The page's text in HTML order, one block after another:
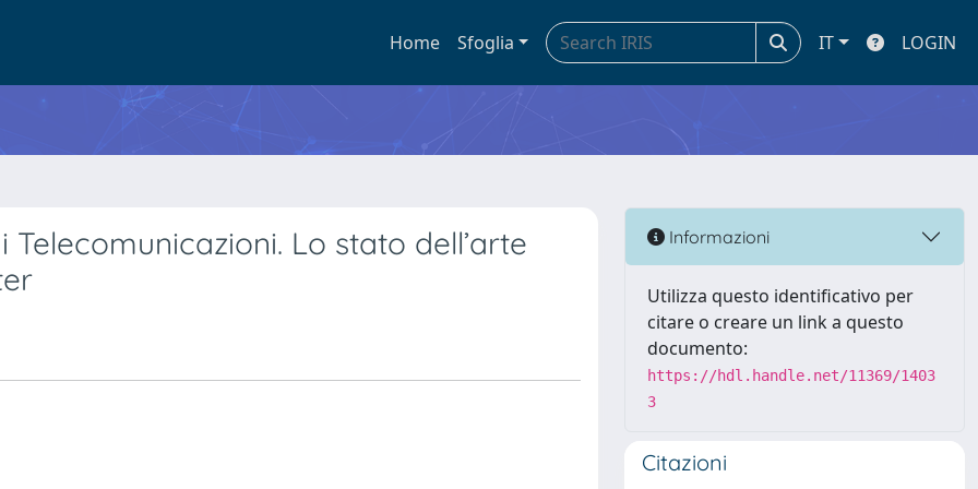
Home Sfoglia IT LOGIN
Lo stato dell’arte
Informazioni
Utilizza questo identificativo per
citare o creare un link a questo
documento:
https://hdl.handle.net/11369/1403
3
Citazioni